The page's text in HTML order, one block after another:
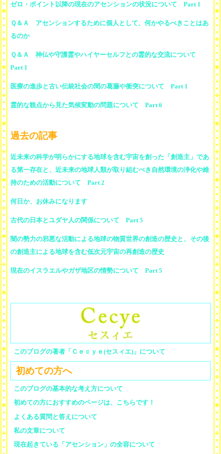
ゼロ・ポイント以降の現在のアセンションの状況について Part 1
Ｑ＆Ａ アセンションするために個人として、何かやるべきことはあ
るのか
Ｑ＆Ａ 神仏や守護霊やハイヤーセルフとの霊的な交流について
Part 1
医療の進歩と古い伝統社会の間の葛藤や衝突について Part 1
霊的な観点から見た気候変動の問題について Part 6
過去の記事
近未来の科学が明らかにする地球を含む宇宙を創った「創造主」であ
る第一存在と、近未来の地球人類が取り組むべき自然環境の浄化や維
持のための活動について Part 2
何日か、お休みになります
古代の日本とユダヤ人の関係について Part 5
闇の勢力の邪悪な活動による地球の物質世界の創造の歴史と、その後
の創造主による地球を含む低次元宇宙の再創造の歴史
現在のイスラエルやガザ地区の情勢について Part 5
このブログの著者「Ｃｅｃｙｅ(セスィエ)」について
初めての方へ
このブログの基本的な考え方について
初めての方におすすめのページは、こちらです！
よくある質問と答えについて
私の文章について
現在起きている「アセンション」の全容について